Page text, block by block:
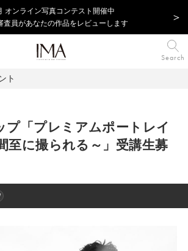
オンライン写真コンテスト開催中
査員があなたの作品をレビューします
Search
ト
プ「プレミアムポートレイ
至に撮られる～」受講生募